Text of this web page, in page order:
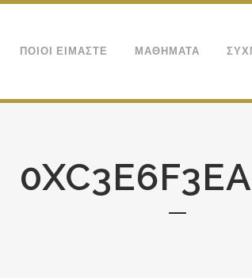
ΠΟΙΟΙ ΕΙΜΑΣΤΕ ΜΑΘΗΜΑΤΑ